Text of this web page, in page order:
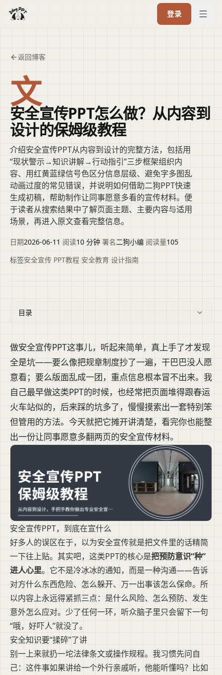
登录
返回博客
文
安全宣传PPT怎么做？从内容到
设计的保姆级教程
介绍安全宣传PPT从内容到设计的完整方法，包括用
“现状警示→知识讲解→行动指引”三步框架组织内
容、用红黄蓝绿信号色区分信息层级、避免字多图乱
动画过度的常见错误，并说明如何借助二狗PPT快速
生成初稿，帮助制作让同事愿意多看的宣传材料。便
于读者从搜索结果中了解页面主题、主要内容与适用
场景，再进入原文查看完整信息。
日期2026-06-11 阅读10 分钟 署名二狗小编 阅读量105
标签安全宣传 PPT教程 安全教育 设计指南
目录
做安全宣传PPT这事儿，听起来简单，真上手了才发现
全是坑——要么像把规章制度抄了一遍，干巴巴没人愿
意看；要么版面乱成一团，重点信息根本冒不出来。我
自己最早做这类PPT的时候，也经常把页面堆得跟春运
火车站似的，后来踩的坑多了，慢慢摸索出一套特别笨
但管用的方法。今天就把它摊开讲清楚，看完你也能整
出一份让同事愿意多翻两页的安全宣传材料。
安全宣传PPT，到底在宣什么
好多人的误区在于，以为安全宣传就是把文件里的话精简
一下往上贴。其实吧，这类PPT的核心是把预防意识“种”
进人心里。它不是冷冰冰的通知，而是一种沟通——告诉
对方什么东西危险、怎么躲开、万一出事该怎么保命。所
以内容上永远得紧抓三点：是什么风险、怎么预防、发生
意外怎么应对。少了任何一环，听众脑子里只会留下一句
“哦，好吓人”就没了。
安全知识要“揉碎”了讲
别一上来就扔一坨法律条文或操作规程。我习惯先问自
己：这件事如果讲给一个外行亲戚听，他能听懂吗？比如